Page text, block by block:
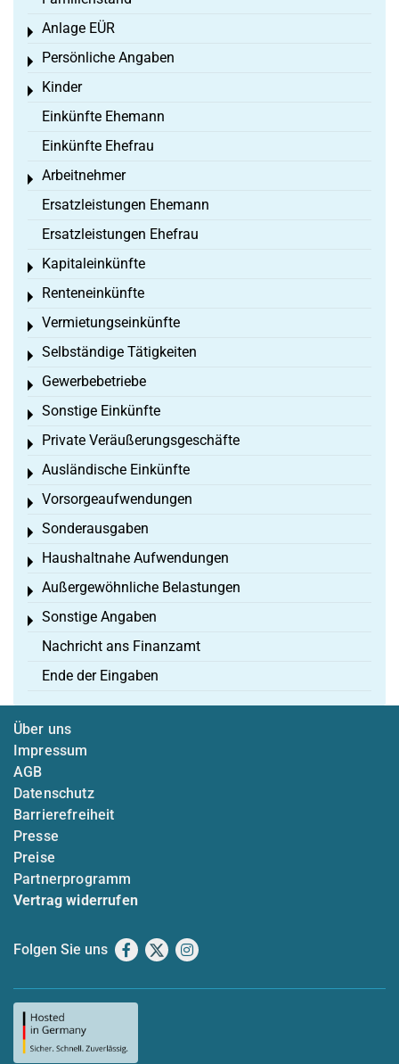
Anlage EÜR
Toggle menu
Persönliche Angaben
Toggle menu
Kinder
Toggle menu
Einkünfte Ehemann
Einkünfte Ehefrau
Arbeitnehmer
Toggle menu
Ersatzleistungen Ehemann
Ersatzleistungen Ehefrau
Kapitaleinkünfte
Toggle menu
Renteneinkünfte
Toggle menu
Vermietungseinkünfte
Toggle menu
Selbständige Tätigkeiten
Toggle menu
Gewerbebetriebe
Toggle menu
Sonstige Einkünfte
Toggle menu
Private Veräußerungsgeschäfte
Toggle menu
Ausländische Einkünfte
Toggle menu
Vorsorgeaufwendungen
Toggle menu
Sonderausgaben
Toggle menu
Haushaltnahe Aufwendungen
Toggle menu
Außergewöhnliche Belastungen
Toggle menu
Sonstige Angaben
Toggle menu
Nachricht ans Finanzamt
Ende der Eingaben
Über uns
Impressum
AGB
Datenschutz
Barrierefreiheit
Presse
Preise
Partnerprogramm
Vertrag widerrufen
Folgen Sie uns Facebook
X Instagram